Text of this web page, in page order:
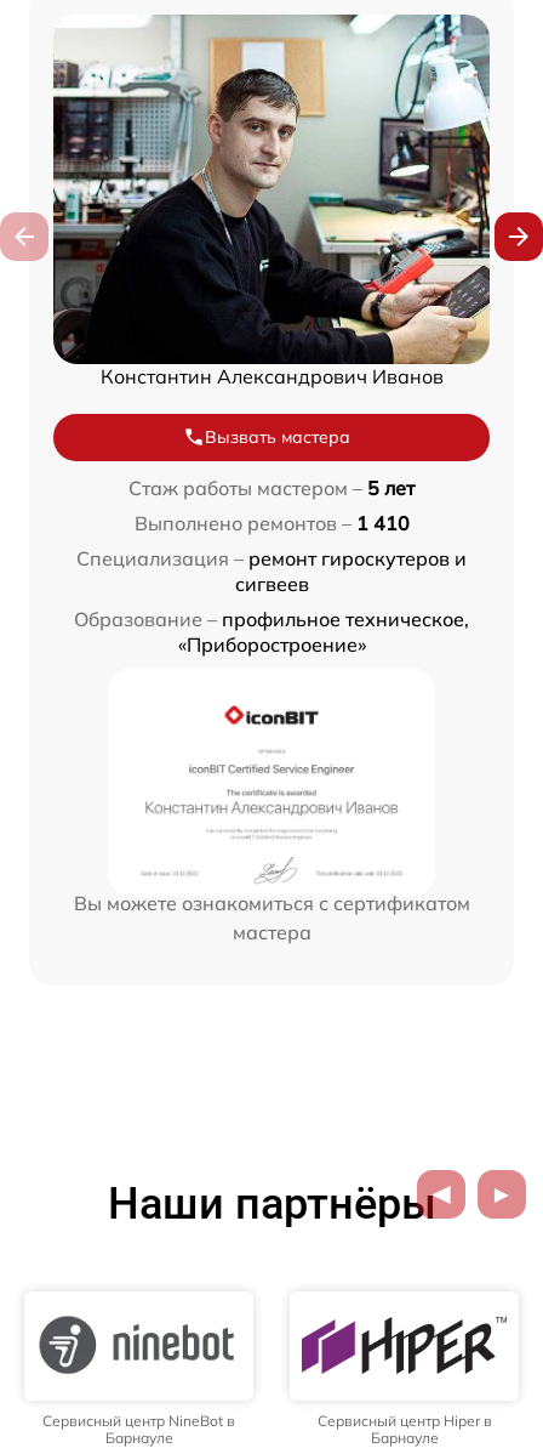
Константин Александрович Иванов
Вызвать мастера
Стаж работы мастером – 5 лет
Выполнено ремонтов – 1 410
Специализация – ремонт гироскутеров и
сигвеев
Образование – профильное техническое,
«Приборостроение»
Вы можете ознакомиться с сертификатом
мастера
Наши партнёры
Сервисный центр NineBot в
Барнауле
Сервисный центр Hiper в
Барнауле